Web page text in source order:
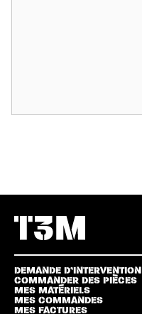
DEMANDE D’INTERVENTION
COMMANDER DES PIÈCES
MES MATÉRIELS
MES COMMANDES
MES FACTURES